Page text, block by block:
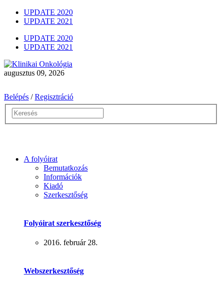
UPDATE 2020
UPDATE 2021
UPDATE 2020
UPDATE 2021
augusztus 09, 2026
Belépés / Regisztráció
A folyóirat
Bemutatkozás
Információk
Kiadó
Szerkesztőség
Folyóirat szerkesztőség
2016. február 28.
Webszerkesztőség